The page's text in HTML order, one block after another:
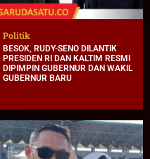
Politik
BESOK, RUDY-SENO DILANTIK
PRESIDEN RI DAN KALTIM RESMI
DIPIMPIN GUBERNUR DAN WAKIL
GUBERNUR BARU